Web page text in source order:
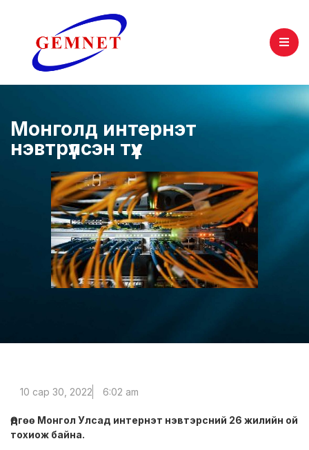
Монголд интернэт
нэвтрүүлсэн түүх
10 сар 30, 2022 6:02 am
Өдгөө Монгол Улсад интернэт нэвтэрсний 26 жилийн ой
тохиож байна.